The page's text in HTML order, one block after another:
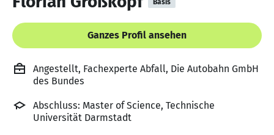
Ganzes Profil ansehen
Angestellt, Fachexperte Abfall, Die Autobahn GmbH
des Bundes
Abschluss: Master of Science, Technische
Universität Darmstadt